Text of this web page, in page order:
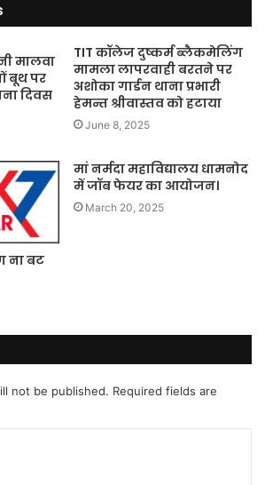
मालवा
बूथ पर
दिवस
TIT कॉलेज दुष्कर्म ब्लैकमेलिंग
मामला लापरवाही बरतने पर
अशोका गार्डन थाना प्रभारी
हेमन्त श्रीवास्तव को हटाया
June 8, 2025
ना बट
मां नर्मदा महाविद्यालय धामनोद
में जॉब फेयर का आयोजन।
March 20, 2025
not be published. Required fields are